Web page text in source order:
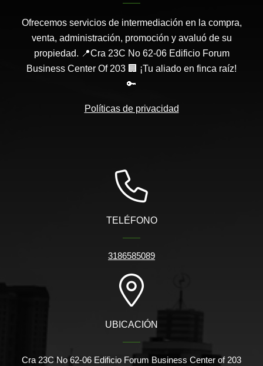
Ofrecemos servicios de intermediación en la compra,
venta, administración, promoción y avaluó de su
propiedad. 📍Cra 23C No 62-06 Edificio Forum
Business Center Of 203 🏢 ¡Tu aliado en finca raíz!
🔑
Políticas de privacidad
TELÉFONO
3186585089
UBICACIÓN
Cra 23C No 62-06 Edificio Forum Business Center of 203